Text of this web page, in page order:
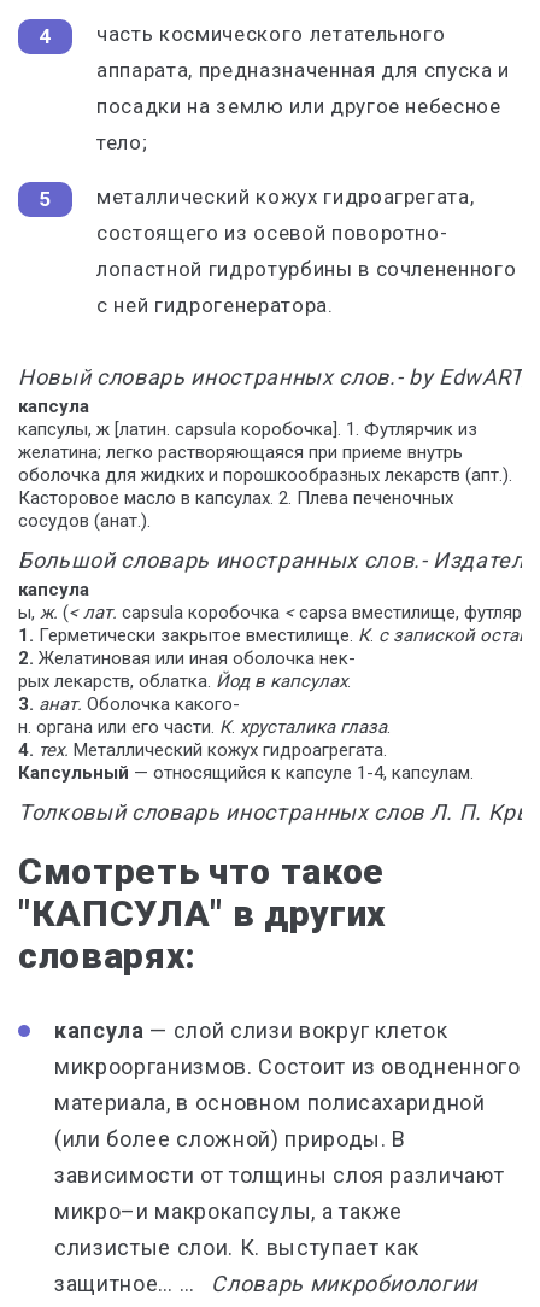
часть космического летательного
аппарата, предназначенная для спуска и
посадки на землю или другое небесное
тело;
металлический кожух гидроагрегата,
состоящего из осевой поворотно-
лопастной гидротурбины в сочлененного
с ней гидрогенератора.
Новый словарь иностранных слов.- by EdwART,
капсула
капсулы, ж [латин. capsula коробочка]. 1. Футлярчик из
желатина; легко растворяющаяся при приеме внутрь
оболочка для жидких и порошкообразных лекарств (апт.).
Касторовое масло в капсулах. 2. Плева печеночных
сосудов (анат.).
Большой словарь иностранных слов.-
капсула
ы, ж. (< лат. capsula коробочка < capsa вместилище, футляр
1 . Герметически закрытое вместилище. К. с запиской
2. Желатиновая или иная оболочка нек-
рых лекарств, облатка. Йод в капсулах.
3. анат. Оболочка какого-
н. органа или его части. К. хрусталика глаза.
4. тех. Металлический кожух гидроагрегата.
Капсульный — относящийся к капсуле 1 -4, капсулам.
Толковый словарь иностранных слов Л. П.
Смотреть что такое
"КАПСУЛА" в других
словарях:
капсула — слой слизи вокруг клеток
микроорганизмов. Состоит из оводненного
материала, в основном полисахаридной
(или более сложной) природы. В
зависимости от толщины слоя различают
микро–и макрокапсулы, а также
слизистые слои. К. выступает как
защитное… … Словарь микробиологии